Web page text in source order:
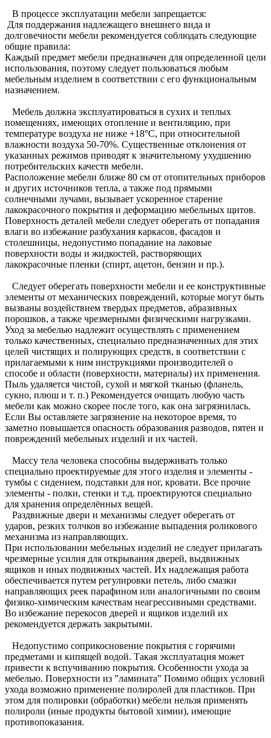
В процессе эксплуатации мебели запрещается:
Для поддержания надлежащего внешнего вида и
долговечности мебели рекомендуется соблюдать следующие
общие правила:
Каждый предмет мебели предназначен для определенной цели
использования, поэтому следует пользоваться любым
мебельным изделием в соответствии с его функциональным
назначением.
Мебель должна эксплуатироваться в сухих и теплых
помещениях, имеющих отопление и вентиляцию, при
температуре воздуха не ниже +18°C, при относительной
влажности воздуха 50-70%. Существенные отклонения от
указанных режимов приводят к значительному ухудшению
потребительских качеств мебели.
Расположение мебели ближе 80 см от отопительных приборов
и других источников тепла, а также под прямыми
солнечными лучами, вызывает ускоренное старение
лакокрасочного покрытия и деформацию мебельных щитов.
Поверхность деталей мебели следует оберегать от попадания
влаги во избежание разбухания каркасов, фасадов и
столешницы, недопустимо попадание на лаковые
поверхности воды и жидкостей, растворяющих
лакокрасочные пленки (спирт, ацетон, бензин и пр.).
Следует оберегать поверхности мебели и ее конструктивные
элементы от механических повреждений, которые могут быть
вызваны воздействием твердых предметов, абразивных
порошков, а также чрезмерными физическими нагрузками.
Уход за мебелью надлежит осуществлять с применением
только качественных, специально предназначенных для этих
целей чистящих и полирующих средств, в соответствии с
прилагаемыми к ним инструкциями производителей о
способе и области (поверхности, материалы) их применения.
Пыль удаляется чистой, сухой и мягкой тканью (фланель,
сукно, плюш и т. п.) Рекомендуется очищать любую часть
мебели как можно скорее после того, как она загрязнилась.
Если Вы оставляете загрязнение на некоторое время, то
заметно повышается опасность образования разводов, пятен и
повреждений мебельных изделий и их частей.
Массу тела человека способны выдерживать только
специально проектируемые для этого изделия и элементы -
тумбы с сидением, подставки для ног, кровати. Все прочие
элементы - полки, стенки и т.д. проектируются специально
для хранения определённых вещей.
Раздвижные двери и механизмы следует оберегать от
ударов, резких толчков во избежание выпадения роликового
механизма из направляющих.
При использовании мебельных изделий не следует прилагать
чрезмерные усилия для открывания дверей, выдвижных
ящиков и иных подвижных частей. Их надлежащая работа
обеспечивается путем регулировки петель, либо смазки
направляющих реек парафином или аналогичными по своим
физико-химическим качествам неагрессивными средствами.
Во избежание перекосов дверей и ящиков изделий их
рекомендуется держать закрытыми.
Недопустимо соприкосновение покрытия с горячими
предметами и кипящей водой. Такая эксплуатация может
привести к вспучиванию покрытия. Особенности ухода за
мебелью. Поверхности из ”ламината” Помимо общих условий
ухода возможно применение полиролей для пластиков. При
этом для полировки (обработки) мебели нельзя применять
полироли (иные продукты бытовой химии), имеющие
противопоказания.